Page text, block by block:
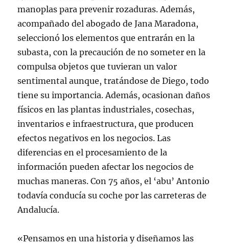
manoplas para prevenir rozaduras. Además,
acompañado del abogado de Jana Maradona,
seleccionó los elementos que entrarán en la
subasta, con la precaución de no someter en la
compulsa objetos que tuvieran un valor
sentimental aunque, tratándose de Diego, todo
tiene su importancia. Además, ocasionan daños
físicos en las plantas industriales, cosechas,
inventarios e infraestructura, que producen
efectos negativos en los negocios. Las
diferencias en el procesamiento de la
información pueden afectar los negocios de
muchas maneras. Con 75 años, el ‘abu’ Antonio
todavía conducía su coche por las carreteras de
Andalucía.
«Pensamos en una historia y diseñamos las